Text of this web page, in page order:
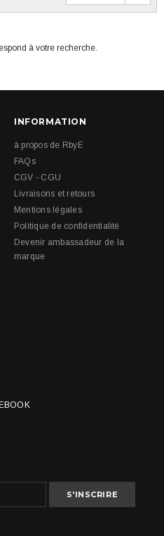
à votre recherche.
INFORMATION
à propos de RbyE
FAQs
CGV - CGU
Livraisons et retours
Mentions légales
Politique de confidentialité
Devenir ambassadeur de la
marque